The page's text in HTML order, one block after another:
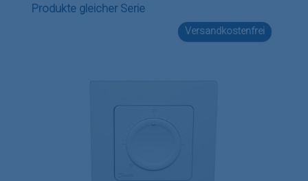
Produktgalerie überspringen
Produkte gleicher Serie
Versandkostenfrei